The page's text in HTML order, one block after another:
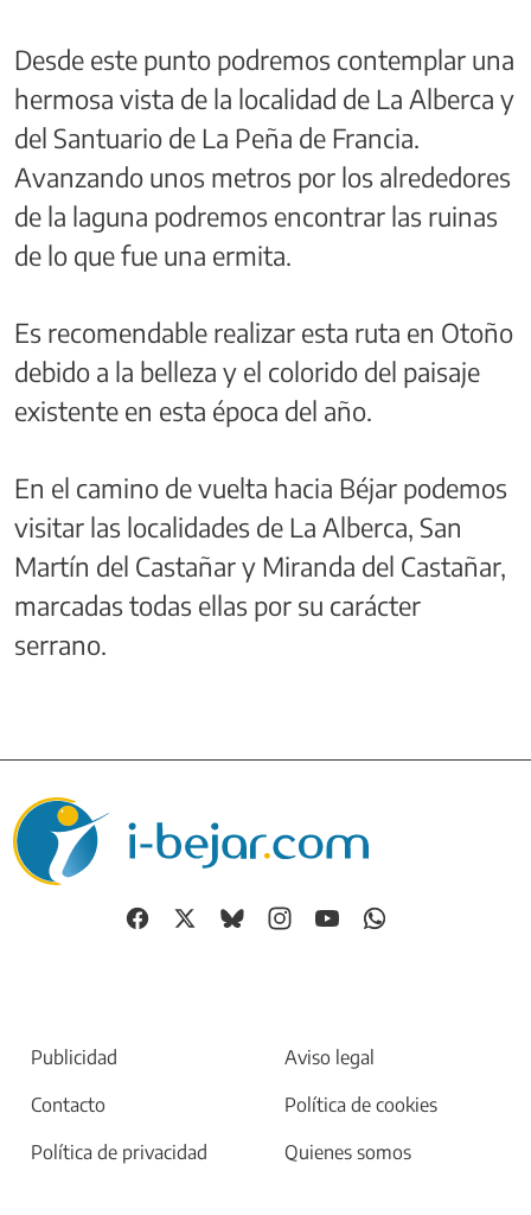
Desde este punto podremos contemplar una
hermosa vista de la localidad de La Alberca y
del Santuario de La Peña de Francia.
Avanzando unos metros por los alrededores
de la laguna podremos encontrar las ruinas
de lo que fue una ermita.
Es recomendable realizar esta ruta en Otoño
debido a la belleza y el colorido del paisaje
existente en esta época del año.
En el camino de vuelta hacia Béjar podemos
visitar las localidades de La Alberca, San
Martín del Castañar y Miranda del Castañar,
marcadas todas ellas por su carácter
serrano.
Publicidad
Aviso legal
Contacto
Política de cookies
Política de privacidad
Quienes somos